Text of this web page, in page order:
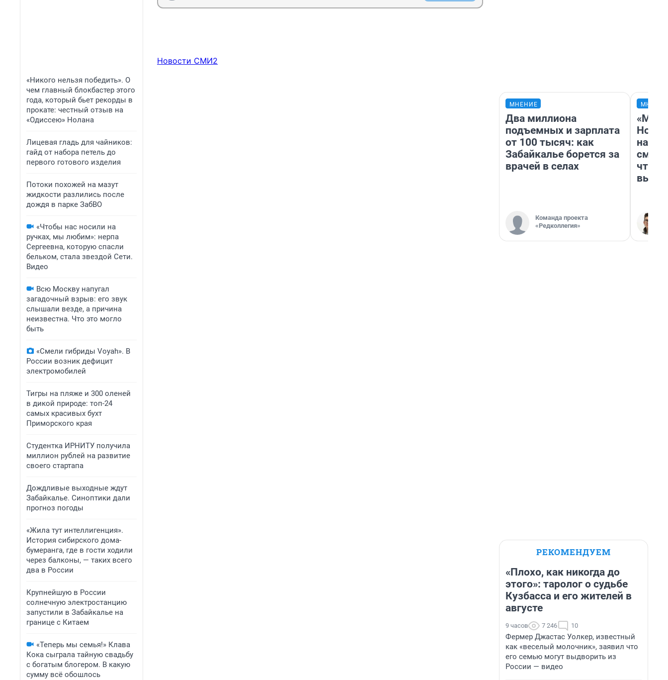
«Никого нельзя победить». О
чем главный блокбастер этого
года, который бьет рекорды в
прокате: честный отзыв на
«Одиссею» Нолана
Лицевая гладь для чайников:
гайд от набора петель до
первого готового изделия
Потоки похожей на мазут
жидкости разлились после
дождя в парке ЗабВО
«Чтобы нас носили на
ручках, мы любим»: нерпа
Сергеевна, которую спасли
бельком, стала звездой Сети.
Видео
Всю Москву напугал
загадочный взрыв: его звук
слышали везде, а причина
неизвестна. Что это могло
быть
«Смели гибриды Voyah». В
России возник дефицит
электромобилей
Тигры на пляже и 300 оленей
в дикой природе: топ-24
самых красивых бухт
Приморского края
Студентка ИРНИТУ получила
миллион рублей на развитие
своего стартапа
Дождливые выходные ждут
Забайкалье. Синоптики дали
прогноз погоды
«Жила тут интеллигенция».
История сибирского дома-
бумеранга, где в гости ходили
через балконы, — таких всего
два в России
Крупнейшую в России
солнечную электростанцию
запустили в Забайкалье на
границе с Китаем
«Теперь мы семья!» Клава
Кока сыграла тайную свадьбу
с богатым блогером. В какую
сумму всё обошлось
Новости СМИ2
МНЕНИЕ
Два миллиона
подъемных и зарплата
от 100 тысяч: как
Забайкалье борется за
врачей в селах
Команда проекта
«Редколлегия»
«Мы
РЕКОМЕНДУЕМ
«Плохо, как никогда до
этого»: таролог о судьбе
Кузбасса и его жителей в
августе
9 часов 7 246 10
Фермер Джастас Уолкер, известный
как «веселый молочник», заявил что
его семью могут выдворить из
России — видео